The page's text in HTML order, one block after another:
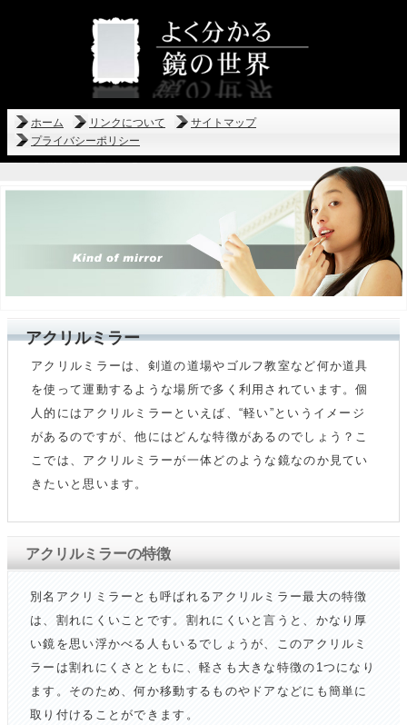
ホーム リンクについて
サイトマップ
プライバシーポリシー
アクリルミラー
アクリルミラーは、剣道の道場やゴルフ教室など何か道具
を使って運動するような場所で多く利用されています。個
人的にはアクリルミラーといえば、“軽い”というイメージ
があるのですが、他にはどんな特徴があるのでしょう？こ
こでは、アクリルミラーが一体どのような鏡なのか見てい
きたいと思います。
アクリルミラーの特徴
別名アクリミラーとも呼ばれるアクリルミラー最大の特徴
は、割れにくいことです。割れにくいと言うと、かなり厚
い鏡を思い浮かべる人もいるでしょうが、このアクリルミ
ラーは割れにくさとともに、軽さも大きな特徴の1つになり
ます。そのため、何か移動するものやドアなどにも簡単に
取り付けることができます。